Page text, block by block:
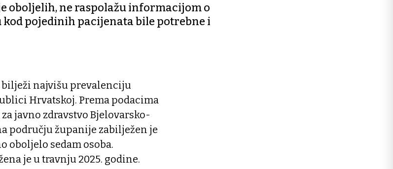
oboljelih, ne raspolažu informacijom o
pojedinih pacijenata bile potrebne i
najvišu prevalenciju
Hrvatskoj. Prema podacima
javno zdravstvo Bjelovarsko-
području županije zabilježen je
oboljelo sedam osoba.
je u travnju 2025. godine.